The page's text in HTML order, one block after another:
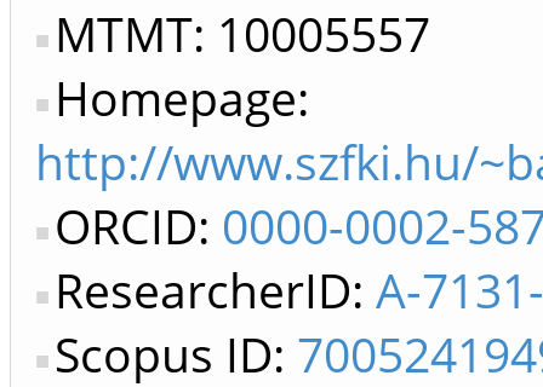
MTMT: 10005557
Homepage:
http://www.szfki.hu/
ORCID: 0000-0002-
ResearcherID: A-
Scopus ID: